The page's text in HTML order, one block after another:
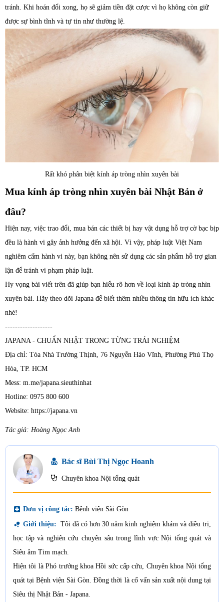
tránh. Khi hoán đổi xong, họ sẽ giảm tiền đặt cược vì họ không còn giữ
được sự bình tĩnh và tự tin như thường lệ.
Rất khó phân biệt kính áp tròng nhìn xuyên bài
Mua kính áp tròng nhìn xuyên bài Nhật Bản ở
đâu?
Hiện nay, việc trao đổi, mua bán các thiết bị hay vật dụng hỗ trợ cờ bạc bịp
đều là hành vi gây ảnh hưởng đến xã hội. Vì vậy, pháp luật Việt Nam
nghiêm cấm hành vi này, bạn không nên sử dụng các sản phẩm hỗ trợ gian
lận để tránh vi phạm pháp luật.
Hy vọng bài viết trên đã giúp bạn hiểu rõ hơn về loại kính áp tròng nhìn
xuyên bài. Hãy theo dõi Japana để biết thêm nhiều thông tin hữu ích khác
nhé!
-------------------
JAPANA - CHUẨN NHẬT TRONG TỪNG TRẢI NGHIỆM
Địa chỉ: Tòa Nhà Trường Thịnh, 76 Nguyễn Háo Vĩnh, Phường Phú Thọ
Hòa, TP. HCM
Mess: m.me/japana.sieuthinhat
Hotline: 0975 800 600
Website: https://japana.vn
Tác giả: Hoàng Ngọc Anh
Bác sĩ Bùi Thị Ngọc Hoanh
Chuyên khoa Nội tổng quát
local_hospital Đơn vị công tác: Bệnh viện Sài Gòn
bubble_chart Giới thiệu: Tôi đã có hơn 30 năm kinh nghiệm khám và điều trị,
học tập và nghiên cứu chuyên sâu trong lĩnh vực Nội tổng quát và
Siêu âm Tim mạch.
Hiện tôi là Phó trưởng khoa Hồi sức cấp cứu, Chuyên khoa Nội tổng
quát tại Bệnh viện Sài Gòn. Đồng thời là cố vấn sản xuất nội dung tại
Siêu thị Nhật Bản - Japana.